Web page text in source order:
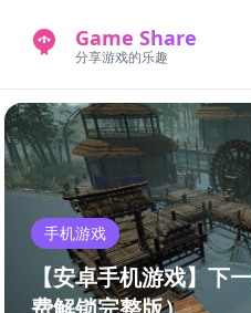
Game Share
分享游戏的乐趣
首页
手机游戏
新版游戏站
手机游戏
【安卓手机游戏】下